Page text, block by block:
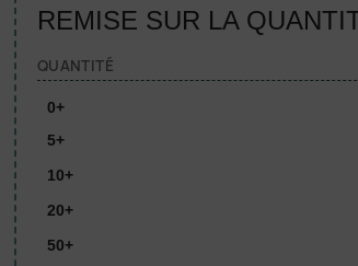
REMISE SUR LA
QUANTITÉ
0+
5+
10+
20+
50+